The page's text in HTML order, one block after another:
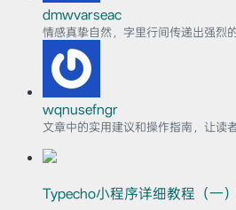
dmwvarseac
情感真挚自然，字里行间传递出强烈
wqnusefngr
文章中的实用建议和操作指南，让读
Typecho小程序详细教程（一